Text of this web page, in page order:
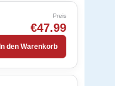
Preis
€47.99
In den Warenkorb